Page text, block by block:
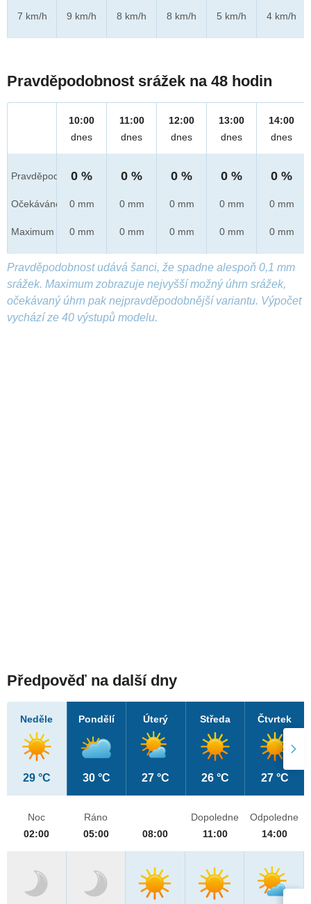
7 km/h
9 km/h
8 km/h
8 km/h
5 km/h
4 km/h
Pravděpodobnost srážek na 48 hodin
Pravděpod.
Očekáváno
Maximum
10:00
dnes
0 %
0 mm
0 mm
11:00
dnes
0 %
0 mm
0 mm
12:00
dnes
0 %
0 mm
0 mm
13:00
dnes
0 %
0 mm
0 mm
14:00
dnes
0 %
0 mm
0 mm
Pravděpodobnost udává šanci, že spadne alespoň 0,1 mm
srážek. Maximum zobrazuje nejvyšší možný úhrn srážek,
očekávaný úhrn pak nejpravděpodobnější variantu. Výpočet
vychází ze 40 výstupů modelu.
Předpověď na další dny
Neděle
29 °C
Pondělí
30 °C
Úterý
27 °C
Středa
26 °C
Čtvrtek
27 °C
Noc
02:00
Ráno
05:00
08:00
Dopoledne
11:00
Odpoledne
14:00